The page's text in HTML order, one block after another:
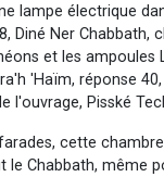
lampe électrique
Diné Ner Chabbath,
et les ampoules
'Haïm, réponse
l'ouvrage, Pisské
cette
Chabbath, même